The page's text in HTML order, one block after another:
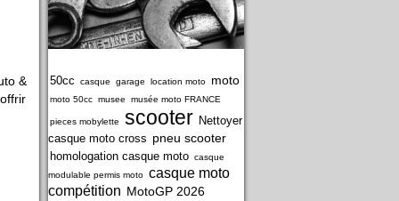
50cc casque garage location moto moto
moto 50cc musee musée moto FRANCE
pieces mobylette scooter Nettoyer
casque moto cross pneu scooter
homologation casque moto casque
modulable permis moto casque moto
compétition MotoGP 2026
&